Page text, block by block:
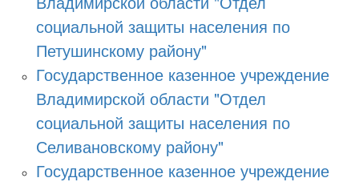
социальной защиты населения по
Петушинскому району"
Государственное казенное учреждение
Владимирской области "Отдел
социальной защиты населения по
Селивановскому району"
Государственное казенное учреждение